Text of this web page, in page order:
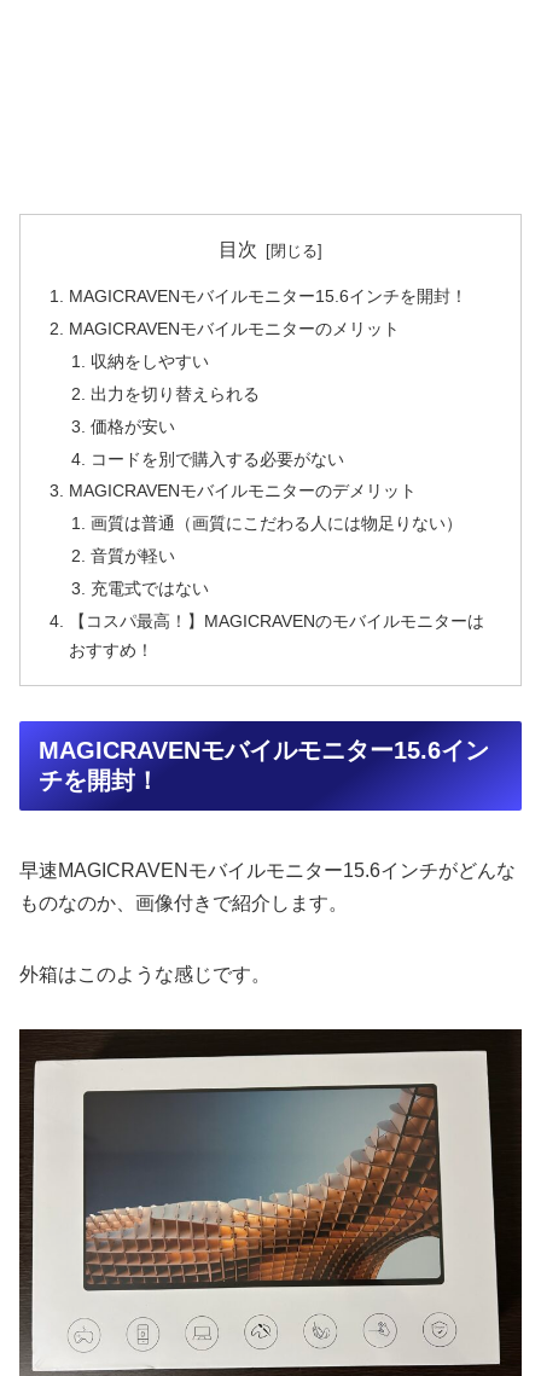
目次
MAGICRAVENモバイルモニター15.6インチを開封！
MAGICRAVENモバイルモニターのメリット
収納をしやすい
出力を切り替えられる
価格が安い
コードを別で購入する必要がない
MAGICRAVENモバイルモニターのデメリット
画質は普通（画質にこだわる人には物足りない）
音質が軽い
充電式ではない
【コスパ最高！】MAGICRAVENのモバイルモニターは
おすすめ！
MAGICRAVENモバイルモニター15.6イン
チを開封！
早速MAGICRAVENモバイルモニター15.6インチがどんな
ものなのか、画像付きで紹介します。
外箱はこのような感じです。